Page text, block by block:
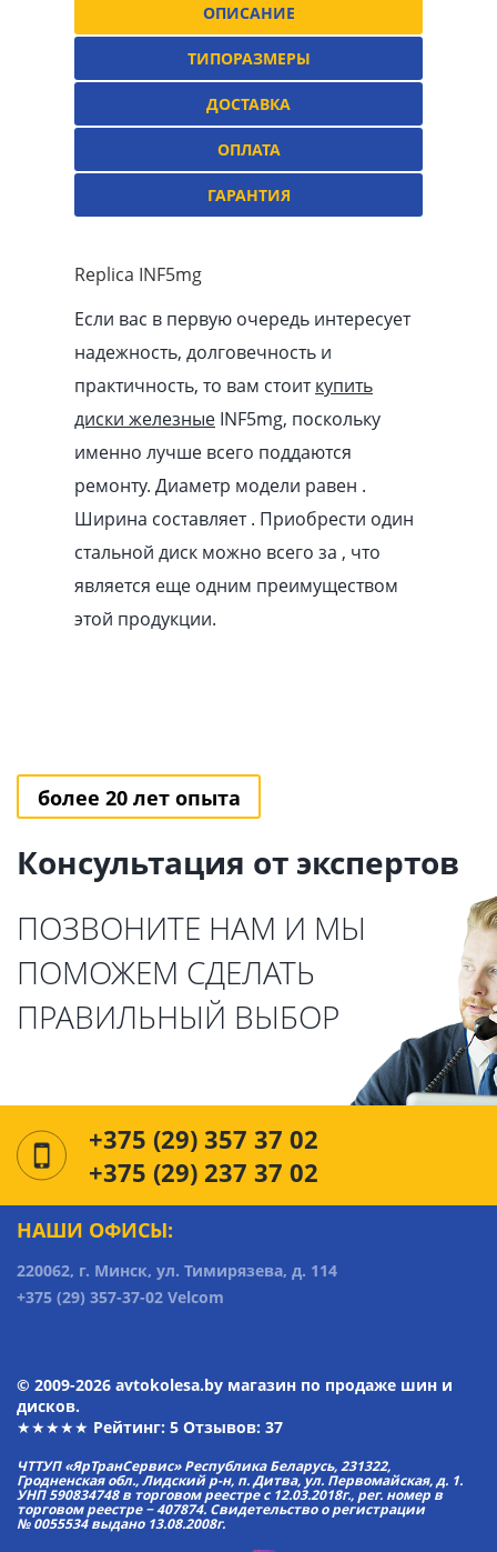
ОПИСАНИЕ
ТИПОРАЗМЕРЫ
ДОСТАВКА
ОПЛАТА
ГАРАНТИЯ
Replica INF5mg
Если вас в первую очередь интересует
надежность, долговечность и
практичность, то вам стоиткупить
диски железные INF5mg, поскольку
именно лучше всего поддаются
ремонту. Диаметр модели равен .
Ширина составляет . Приобрести один
стальной диск можно всего за , что
является еще одним преимуществом
этой продукции.
более 20 лет опыта
Консультация от экспертов
ПОЗВОНИТЕ НАМ И МЫ
ПОМОЖЕМ СДЕЛАТЬ
ПРАВИЛЬНЫЙ ВЫБОР
+375 (29) 357 37 02
+375 (29) 237 37 02
НАШИ ОФИСЫ:
220062, г. Минск, ул. Тимирязева, д. 114
+375 (29) 357-37-02 Velcom
© 2009-2026 avtokolesa.by магазин по продаже шин и
дисков.
★★★★★ Рейтинг: 5 Отзывов: 37
ЧТТУП «ЯрТранСервис» Республика Беларусь, 231322,
Гродненская обл., Лидский р-н, п. Дитва, ул. Первомайская, д. 1.
УНП 590834748 в торговом реестре с 12.03.2018г., рег. номер в
торговом реестре − 407874. Свидетельство о регистрации
№ 0055534 выдано 13.08.2008г.